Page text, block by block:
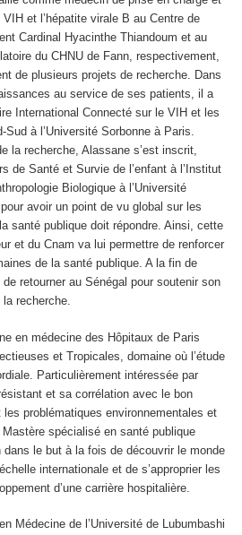
et l’hépatite virale B au Centre de
Cardinal Hyacinthe Thiandoum et au
du CHNU de Fann, respectivement,
de plusieurs projets de recherche. Dans
au service de ses patients, il a
International Connecté sur le VIH et les
Sud à l’Université Sorbonne à Paris.
la recherche, Alassane s’est inscrit,
de Santé et Survie de l’enfant à l’Institut
Biologique à l’Université
avoir un point de vu global sur les
santé publique doit répondre. Ainsi, cette
et du Cnam va lui permettre de renforcer
de la santé publique. A la fin de
retourner au Sénégal pour soutenir son
recherche.
en médecine des Hôpitaux de Paris
et Tropicales, domaine où l’étude
Particulièrement intéressée par
et sa corrélation avec le bon
problématiques environnementales et
spécialisé en santé publique
le but à la fois de découvrir le monde
internationale et de s’approprier les
d’une carrière hospitalière.
Médecine de l’Université de Lubumbashi